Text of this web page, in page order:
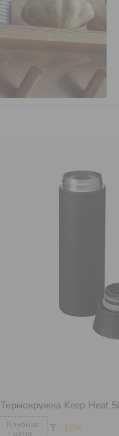
₸ -16%
Термокружка Keep Heat